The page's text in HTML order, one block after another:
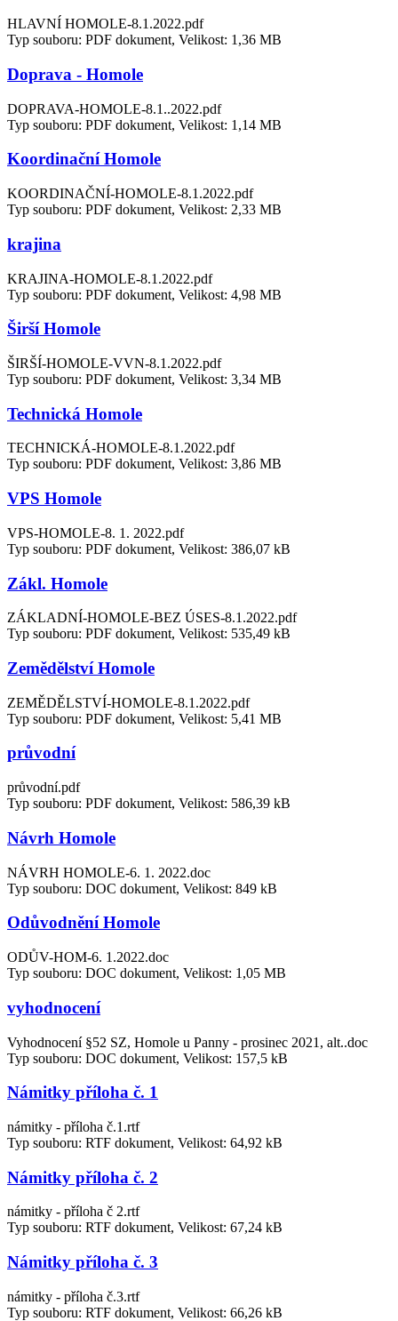
HLAVNÍ HOMOLE-8.1.2022.pdf
Typ souboru: PDF dokument, Velikost: 1,36 MB
Doprava - Homole
DOPRAVA-HOMOLE-8.1..2022.pdf
Typ souboru: PDF dokument, Velikost: 1,14 MB
Koordinační Homole
KOORDINAČNÍ-HOMOLE-8.1.2022.pdf
Typ souboru: PDF dokument, Velikost: 2,33 MB
krajina
KRAJINA-HOMOLE-8.1.2022.pdf
Typ souboru: PDF dokument, Velikost: 4,98 MB
Širší Homole
ŠIRŠÍ-HOMOLE-VVN-8.1.2022.pdf
Typ souboru: PDF dokument, Velikost: 3,34 MB
Technická Homole
TECHNICKÁ-HOMOLE-8.1.2022.pdf
Typ souboru: PDF dokument, Velikost: 3,86 MB
VPS Homole
VPS-HOMOLE-8. 1. 2022.pdf
Typ souboru: PDF dokument, Velikost: 386,07 kB
Zákl. Homole
ZÁKLADNÍ-HOMOLE-BEZ ÚSES-8.1.2022.pdf
Typ souboru: PDF dokument, Velikost: 535,49 kB
Zemědělství Homole
ZEMĚDĚLSTVÍ-HOMOLE-8.1.2022.pdf
Typ souboru: PDF dokument, Velikost: 5,41 MB
průvodní
průvodní.pdf
Typ souboru: PDF dokument, Velikost: 586,39 kB
Návrh Homole
NÁVRH HOMOLE-6. 1. 2022.doc
Typ souboru: DOC dokument, Velikost: 849 kB
Odůvodnění Homole
ODŮV-HOM-6. 1.2022.doc
Typ souboru: DOC dokument, Velikost: 1,05 MB
vyhodnocení
Vyhodnocení §52 SZ, Homole u Panny - prosinec 2021, alt..doc
Typ souboru: DOC dokument, Velikost: 157,5 kB
Námitky příloha č. 1
námitky - příloha č.1.rtf
Typ souboru: RTF dokument, Velikost: 64,92 kB
Námitky příloha č. 2
námitky - příloha č 2.rtf
Typ souboru: RTF dokument, Velikost: 67,24 kB
Námitky příloha č. 3
námitky - příloha č.3.rtf
Typ souboru: RTF dokument, Velikost: 66,26 kB